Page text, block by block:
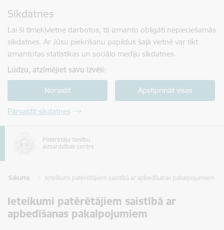
Sīkdatnes
Lai šī tīmekļvietne darbotos, tā izmanto obligāti nepieciešamās
sīkdatnes. Ar Jūsu piekrišanu papildus šajā vietnē var tikt
izmantotas statistikas un sociālo mediju sīkdatnes.
Lūdzu, atzīmējiet savu izvēli:
Noraidīt Apstiprināt visas
Pārvaldīt sīkdatnes
Sākums Ieteikumi patērētājiem saistībā ar apbedīšanas pakalpojumiem
Ieteikumi patērētājiem saistībā ar
apbedīšanas pakalpojumiem